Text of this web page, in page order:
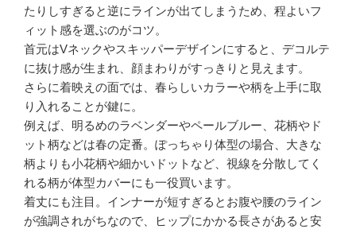
たりしすぎると逆にラインが出てしまうため、程よいフ
ィット感を選ぶのがコツ。
首元はVネックやスキッパーデザインにすると、デコルテ
に抜け感が生まれ、顔まわりがすっきりと見えます。
さらに着映えの面では、春らしいカラーや柄を上手に取
り入れることが鍵に。
例えば、明るめのラベンダーやペールブルー、花柄やド
ット柄などは春の定番。ぽっちゃり体型の場合、大きな
柄よりも小花柄や細かいドットなど、視線を分散してく
れる柄が体型カバーにも一役買います。
着丈にも注目。インナーが短すぎるとお腹や腰のライン
が強調されがちなので、ヒップにかかる長さがあると安